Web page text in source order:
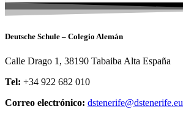
Deutsche Schule – Colegio Alemán
Calle Drago 1, 38190 Tabaiba Alta España
Tel: +34 922 682 010
Correo electrónico: dstenerife@dstenerife.eu